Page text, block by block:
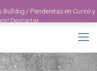
Bulldog / Panderetas en Curicó y
Descartar